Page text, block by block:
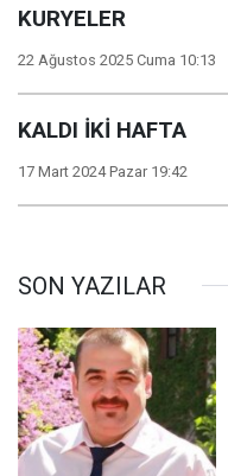
KURYELER
22 Ağustos 2025 Cuma 10:13
KALDI İKİ HAFTA
17 Mart 2024 Pazar 19:42
SON YAZILAR